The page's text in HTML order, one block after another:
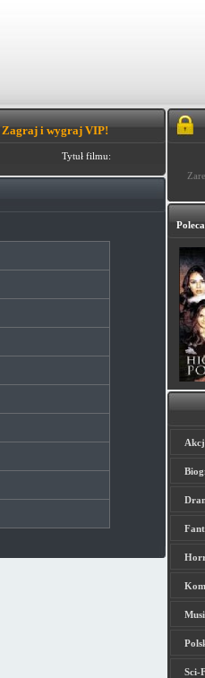
Zagraj i wygraj VIP!
Tytuł filmu:
Sci-